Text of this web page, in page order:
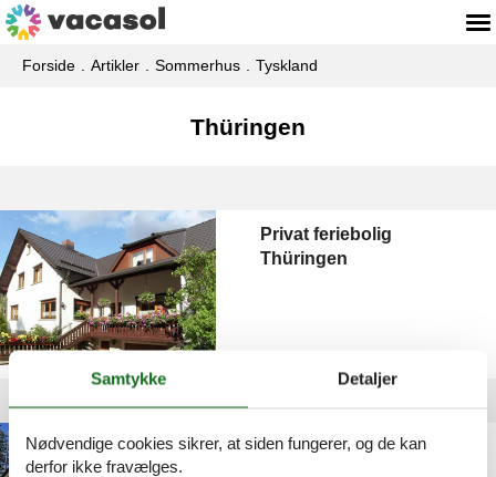
Forside Artikler Sommerhus Tyskland
Thüringen
Privat feriebolig
Thüringen
Privat feriebolig
Samtykke Detaljer
Nødvendige cookies sikrer, at siden fungerer, og de kan
derfor ikke fravælges.